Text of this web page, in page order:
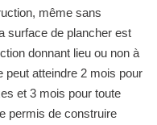
même sans
surface de plancher est
donnant lieu ou non à
peut atteindre 2 mois pour
et 3 mois pour toute
permis de construire